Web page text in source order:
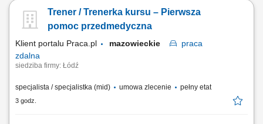
Polska;
Trener / Trenerka kursu – Pierwsza
pomoc przedmedyczna
Klient portalu Praca.pl mazowieckie
praca
zdalna
siedziba firmy: Łódź
specjalista / specjalistka (mid) umowa zlecenie pełny etat
3 godz.